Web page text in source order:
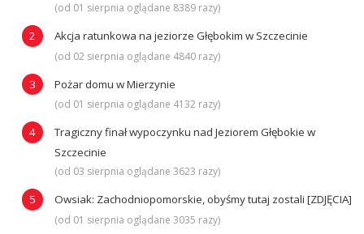
(od 01 sierpnia oglądane 8389 razy)
Akcja ratunkowa na jeziorze Głębokim w Szczecinie
(od 02 sierpnia oglądane 4840 razy)
Pożar domu w Mierzynie
(od 01 sierpnia oglądane 4132 razy)
Tragiczny finał wypoczynku nad Jeziorem Głębokie w
Szczecinie
(od 03 sierpnia oglądane 3623 razy)
Owsiak: Zachodniopomorskie, obyśmy tutaj zostali [ZDJĘCIA]
(od 01 sierpnia oglądane 3035 razy)